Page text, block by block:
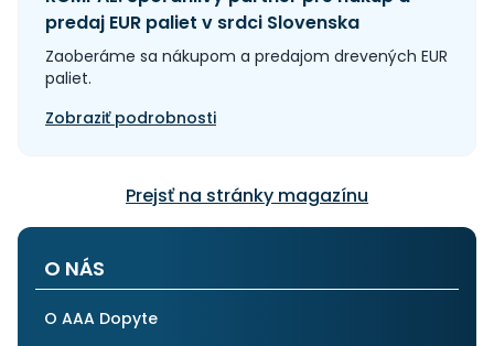
predaj EUR paliet v srdci Slovenska
Zaoberáme sa nákupom a predajom drevených EUR
paliet.
Zobraziť podrobnosti
Prejsť na stránky magazínu
O NÁS
O AAA Dopyte